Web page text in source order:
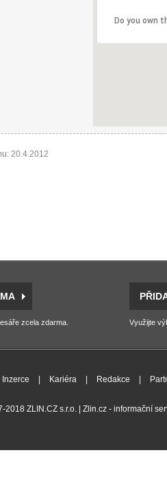
Do you own
20.4.2012
zcela zdarma. Využijte
Inzerce Kariéra Redakce
2018 ZLIN.CZ s.r.o. | Zlin.cz - informační